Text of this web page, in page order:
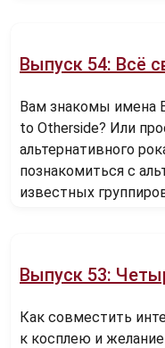
Выпуск 54: Всё
Вам знакомы имена
to Otherside? Или
альтернативного
познакомиться с
известных
Выпуск 53:
Как совместить
к косплею и